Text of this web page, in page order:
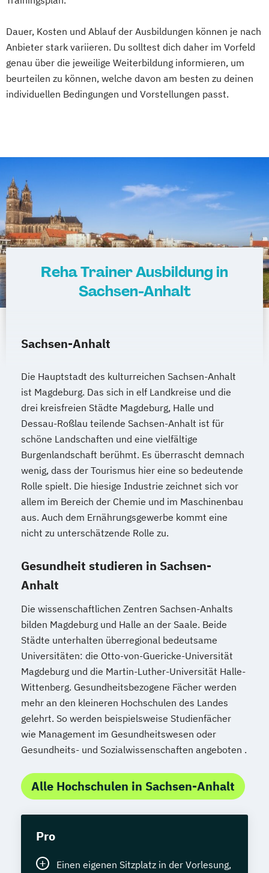
Heilpraktiker - Vorbereitung auf die
amtsärztliche Überprüfung
Ketogene Ernährung Kindersport Trainer
Krankheitsbilder im Gesundheitssport
Life Coach
Dauer, Kosten und Ablauf der Ausbildungen können je nach
Anbieter stark variieren. Du solltest dich daher im Vorfeld
genau über die jeweilige Weiterbildung informieren, um
beurteilen zu können, welche davon am besten zu deinen
individuellen Bedingungen und Vorstellungen passt.
Reha Trainer Ausbildung in
Sachsen-Anhalt
Sachsen-Anhalt
Die Hauptstadt des kulturreichen Sachsen-Anhalt
ist Magdeburg. Das sich in elf Landkreise und die
drei kreisfreien Städte Magdeburg, Halle und
Dessau-Roßlau teilende Sachsen-Anhalt ist für
schöne Landschaften und eine vielfältige
Burgenlandschaft berühmt. Es überrascht demnach
wenig, dass der Tourismus hier eine so bedeutende
Rolle spielt. Die hiesige Industrie zeichnet sich vor
allem im Bereich der Chemie und im Maschinenbau
aus. Auch dem Ernährungsgewerbe kommt eine
nicht zu unterschätzende Rolle zu.
Gesundheit studieren in Sachsen-
Anhalt
Die wissenschaftlichen Zentren Sachsen-Anhalts
bilden Magdeburg und Halle an der Saale. Beide
Städte unterhalten überregional bedeutsame
Universitäten: die Otto-von-Guericke-Universität
Magdeburg und die Martin-Luther-Universität Halle-
Wittenberg. Gesundheitsbezogene Fächer werden
mehr an den kleineren Hochschulen des Landes
gelehrt. So werden beispielsweise Studienfächer
wie Management im Gesundheitswesen oder
Gesundheits- und Sozialwissenschaften angeboten .
Alle Hochschulen in Sachsen-Anhalt
Pro
Einen eigenen Sitzplatz in der Vorlesung,